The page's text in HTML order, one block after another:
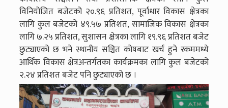
विनियोजित बजेटको २०.९६ प्रतिशत, पूर्वाधार विकास क्षेत्रका
लागि कुल बजेटको ४९.५७ प्रतिशत, सामाजिक विकास क्षेत्रका
लागि ७.२५ प्रतिशत, सुशासन क्षेत्रका लागि १९.९६ प्रतिशत बजेट
छुट्याएको छ भने स्थानीय सञ्चित कोषबाट खर्च हुने रकममध्ये
आर्थिक विकास क्षेत्रअन्तर्गतका कार्यक्रमका लागि कुल बजेटको
२.२४ प्रतिशत बजेट पनि छुट्याएको छ ।